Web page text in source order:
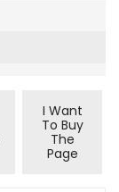
I Want
To Buy
The
Page